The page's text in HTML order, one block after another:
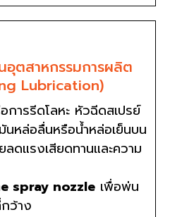
อุตสาหกรรมการผลิต
Lubrication)
การรีดโลหะ หัวฉีดสเปรย์
นหล่อลื่นหรือน้ำหล่อเย็นบน
ดแรงเสียดทานและความ
spray nozzle เพื่อพ่น
ว้าง